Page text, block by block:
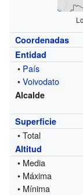
Coordenadas
Entidad
• País
•Voivodato
Alcalde
Superficie
• Total
Altitud
• Media
• Máxima
• Mínima